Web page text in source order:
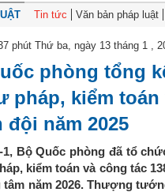
Tin tức Văn bản pháp luật
phút Thứ ba, ngày 13 tháng 1 ,
phòng tổng
pháp, kiểm toán
đội năm 2025
1, Bộ Quốc phòng đã tổ
kiểm toán và công tác
tâm năm 2026. Thượng